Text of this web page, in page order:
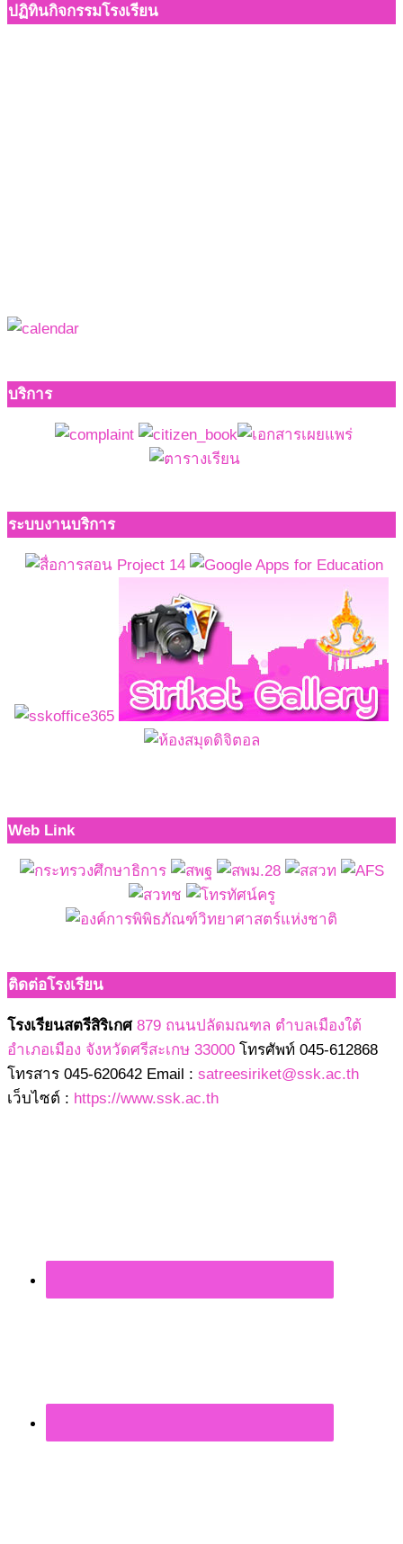
ปฏิทินกิจกรรมโรงเรียน
บริการ
ระบบงานบริการ
Web Link
ติดต่อโรงเรียน
โรงเรียนสตรีสิริเกศ 879 ถนนปลัดมณฑล ตำบลเมืองใต้
อำเภอเมือง จังหวัดศรีสะเกษ 33000 โทรศัพท์ 045-612868
โทรสาร 045-620642 Email : satreesiriket@ssk.ac.th
เว็บไซต์ : https://www.ssk.ac.th